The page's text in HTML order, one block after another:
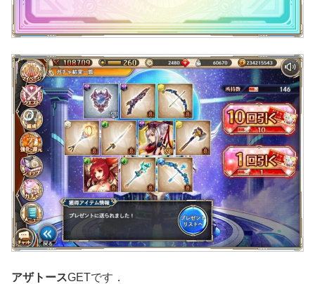
アザトースGETです．